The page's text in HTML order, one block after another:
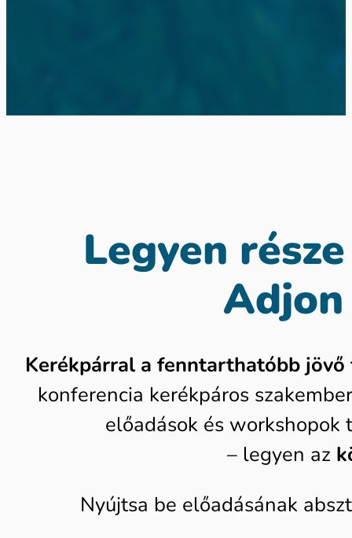
Legyen
Kerékpárral a fenntarthatóbb jövő
konferencia kerékpáros
előadások és workshopok
– legyen az
Nyújtsa be előadásának